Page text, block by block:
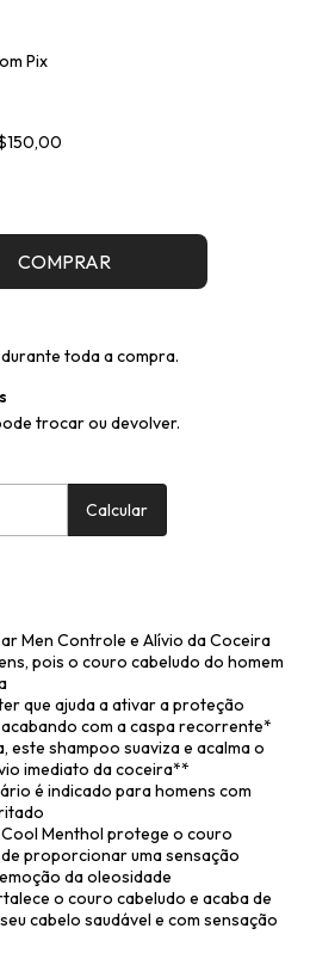
Pix
toda a compra.
trocar ou devolver.
Calcular
Men Controle e Alívio da Coceira
pois o couro cabeludo do homem
que ajuda a ativar a proteção
com a caspa recorrente*
este shampoo suaviza e acalma o
imediato da coceira**
é indicado para homens com
Cool Menthol protege o couro
proporcionar uma sensação
da oleosidade
o couro cabeludo e acaba de
cabelo saudável e com sensação